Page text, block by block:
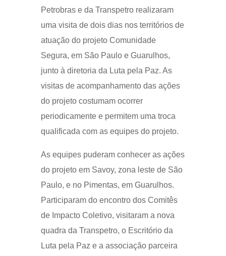
Petrobras e da Transpetro realizaram
uma visita de dois dias nos territórios de
atuação do projeto Comunidade
Segura, em São Paulo e Guarulhos,
junto à diretoria da Luta pela Paz. As
visitas de acompanhamento das ações
do projeto costumam ocorrer
periodicamente e permitem uma troca
qualificada com as equipes do projeto.
As equipes puderam conhecer as ações
do projeto em Savoy, zona leste de São
Paulo, e no Pimentas, em Guarulhos.
Participaram do encontro dos Comitês
de Impacto Coletivo, visitaram a nova
quadra da Transpetro, o Escritório da
Luta pela Paz e a associação parceira